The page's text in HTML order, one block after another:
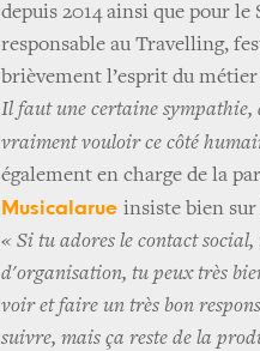
depuis 2014 ainsi que pour
responsable au Travelling,
brièvement l’esprit du métier
Il faut une certaine sympathie,
vraiment vouloir ce côté
également en charge de la
Musicalarue insiste bien sur
« Si tu adores le contact
d'organisation, tu peux très
voir et faire un très bon
suivre, mais ça reste de la